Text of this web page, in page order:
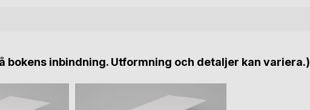
bokens inbindning. Utformning och detaljer kan variera.)